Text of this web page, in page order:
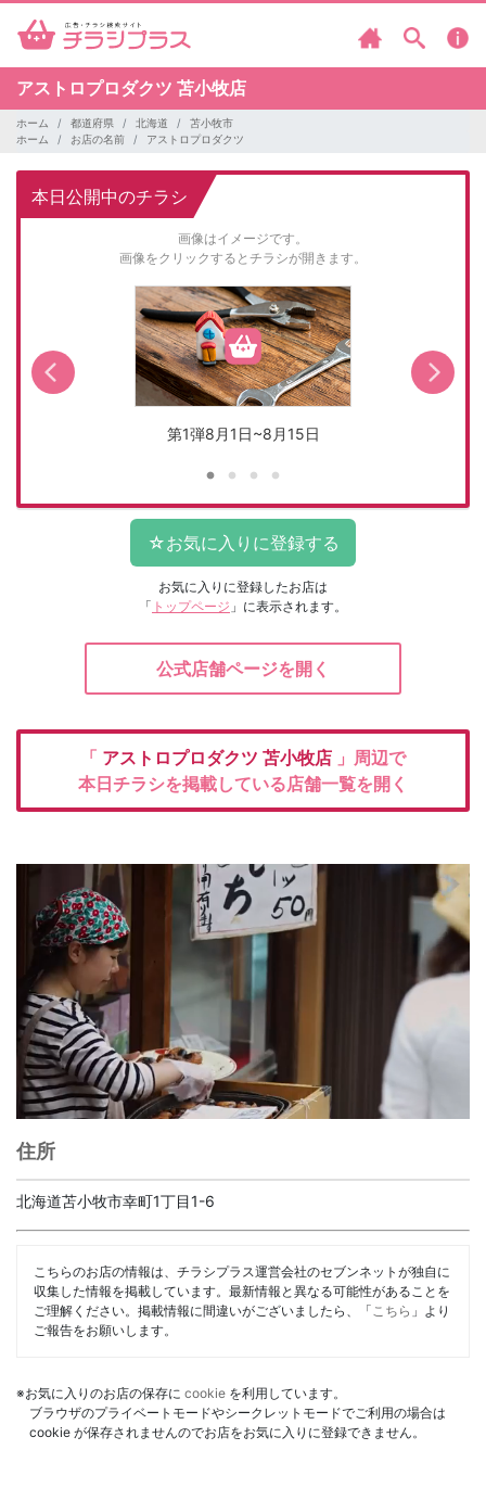
アストロプロダクツ 苫小牧店
ホーム 都道府県 北海道
苫小牧市
ホーム
お店の名前 アストロプロダクツ
本日公開中のチラシ
画像はイメージです。
画像をクリックするとチラシが開きます。
第1弾8月1日~8月15日
お気に入りに登録したお店は
「 トップページ 」に表示されます。
公式店舗ページを開く
「 アストロプロダクツ 苫小牧店 」周辺で
本日チラシを掲載している店舗一覧を開く
住所
北海道苫小牧市幸町1丁目1-6
こちらのお店の情報は、チラシプラス運営会社のセブンネットが独自に
収集した情報を掲載しています。最新情報と異なる可能性があることを
ご理解ください。掲載情報に間違いがございましたら、「 こちら 」より
ご報告をお願いします。
※お気に入りのお店の保存に cookie を利用しています。
ブラウザのプライベートモードやシークレットモードでご利用の場合は
cookie が保存されませんのでお店をお気に入りに登録できません。